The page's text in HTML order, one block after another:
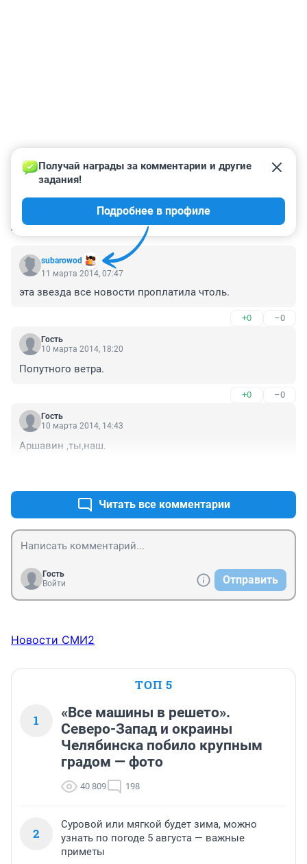
КОММЕНТАРИИ 131
subarowod
Получай награды за комментарии и другие
задания!
Подробнее в профиле
11 марта 2014, 07:47
эта звезда все новости проплатила чтоль.
+0 –0
Гость
10 марта 2014, 18:20
Попутного ветра.
+0 –0
Гость
10 марта 2014, 14:43
Аршавин ,ты,наш.
Читать все комментарии
Гость
Войти
Отправить
Новости СМИ2
ТОП 5
1
«Все машины в решето».
Северо-Запад и окраины
Челябинска побило крупным
градом — фото
40 809 198
2
Суровой или мягкой будет зима, можно
узнать по погоде 5 августа — важные
приметы